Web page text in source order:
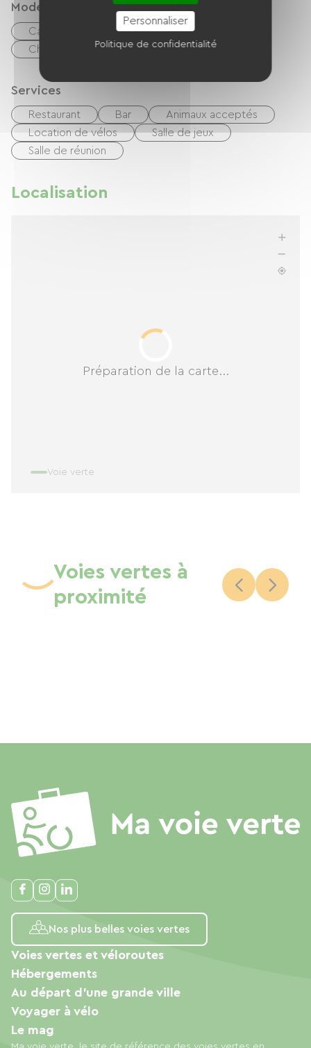
Modes de paiement
Carte Bancaire
Espèces
Chèques vacances (ANCV)
Virement
Services
Restaurant Bar
Animaux acceptés
Location de vélos
Salle de jeux
Salle de réunion
Localisation
Préparation de la carte...
Voie verte
Voies vertes à
proximité
Nos plus belles voies vertes
Voies vertes et véloroutes
Hébergements
Au départ d'une grande ville
Voyager à vélo
Le mag
Personnaliser
Politique de confidentialité